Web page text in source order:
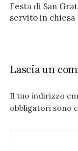
Festa di San
servito in chiesa
Lascia un
Il tuo indirizzo
obbligatori sono